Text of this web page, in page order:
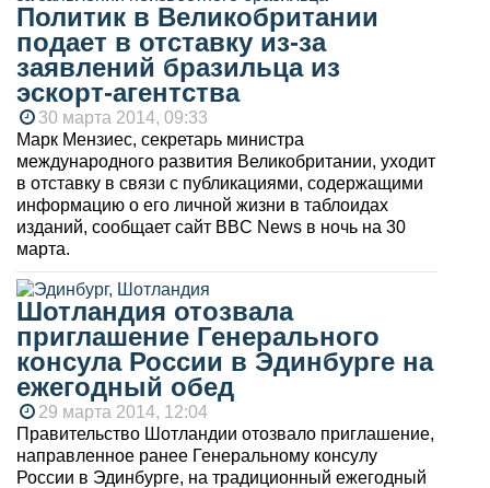
Политик в Великобритании
подает в отставку из-за
заявлений бразильца из
эскорт-агентства
30 марта 2014, 09:33
Марк Мензиес, секретарь министра
международного развития Великобритании, уходит
в отставку в связи с публикациями, содержащими
информацию о его личной жизни в таблоидах
изданий, сообщает сайт BBC News в ночь на 30
марта.
Шотландия отозвала
приглашение Генерального
консула России в Эдинбурге на
ежегодный обед
29 марта 2014, 12:04
Правительство Шотландии отозвало приглашение,
направленное ранее Генеральному консулу
России в Эдинбурге, на традиционный ежегодный